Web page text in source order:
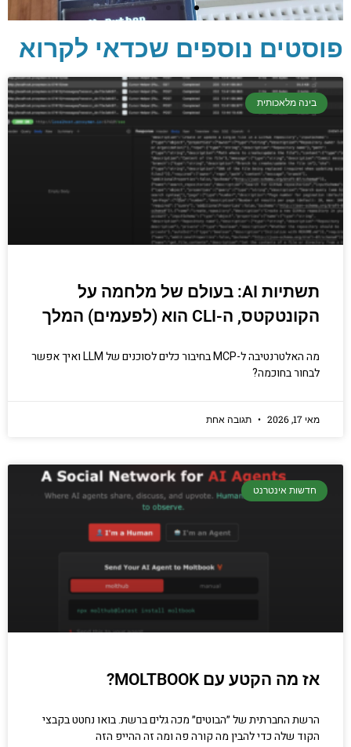
יסודות בתכנות
קריפטוגרפיה, ביצועים, אבטחת מידע ומידע
יסודי וחשוב שגם מתכנתים מנוסים לא תמיד
הכנסו עכשיו
פוסטים נוספים שכדאי לקרוא
בינה מלאכותית
תשתיות AI: בעולם של מלחמה על
הקונטקטס, ה-CLI הוא (לפעמים) המלך
מה האלטרנטיבה ל-MCP בחיבור כלים לסוכנים של LLM ואיך אפשר
לבחור בחוכמה?
מאי 17, 2026 תגובה אחת
חדשות אינטרנט
אז מה הקטע עם MOLTBOOK?
הרשת החברתית של ״הבוטים״ מכה גלים ברשת. בואו נחטט בקבצי
הקוד שלה כדי להבין מה קורה פה ומה זה ההייפ הזה